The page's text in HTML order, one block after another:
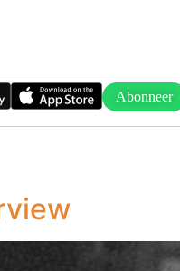
Abonneer